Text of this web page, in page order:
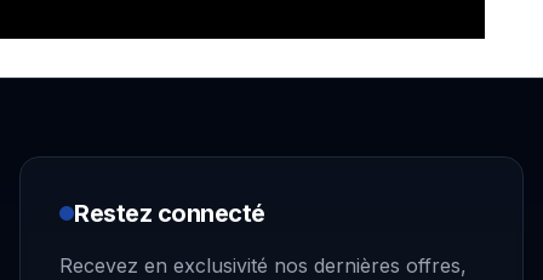
Restez connecté
Recevez en exclusivité nos dernières offres,